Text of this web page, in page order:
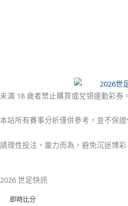
未滿 18 歲者禁止購買或兌領運動彩券。
本站所有賽事分析僅供參考，並不保
請理性投注，量力而為，避免沉迷博
2026 世足快訊
即時比分